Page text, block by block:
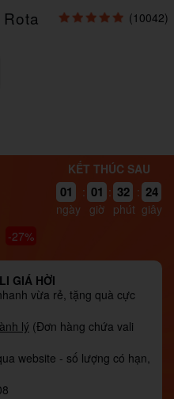
(10042)
KẾT THÚC SAU
01
ngày
: 01
giờ
: 32
phút
:
23
22
giây
-27%
GIÁ HỜI
vừa rẻ, tặng quà cực
lý (Đơn hàng chứa vali
website - số lượng có hạn,